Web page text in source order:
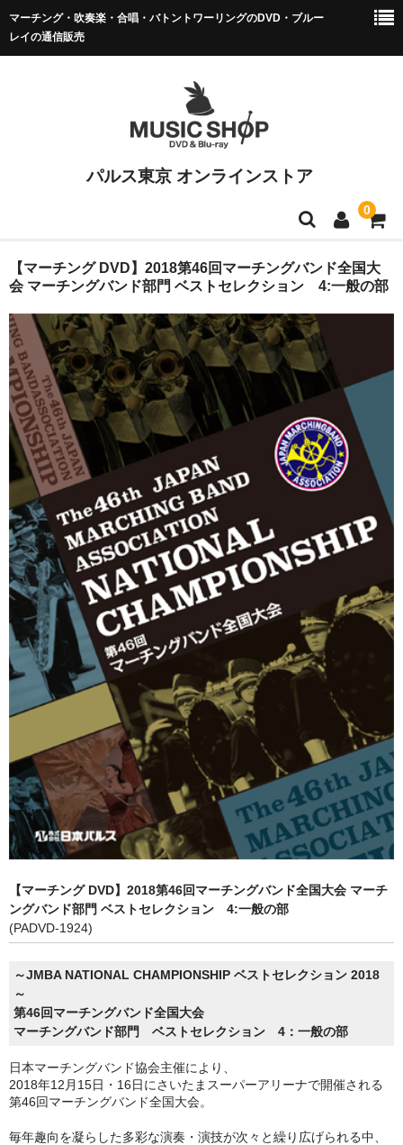
マーチング・吹奏楽・合唱・バトントワーリングのDVD・ブルー
レイの通信販売
パルス東京 オンラインストア
0
マーチング DVD/BD
小学校バンドフェス
マーチング全国大会
マーチンググランプリ
有名マーチングバンド特集
マーチング指導法
吹奏楽 DVD/BD
指導・クリニック DVD/BD
バトン・フリー音源 CD/DVD
書籍・楽譜
カスタム商品
【マーチング DVD】2018第46回マーチングバンド全国大
会 マーチングバンド部門 ベストセレクション 4:一般の部
【マーチング DVD】2018第46回マーチングバンド全国大会 マーチ
ングバンド部門 ベストセレクション 4:一般の部
(PADVD-1924)
～JMBA NATIONAL CHAMPIONSHIP ベストセレクション 2018
～
第46回マーチングバンド全国大会
マーチングバンド部門 ベストセレクション 4：一般の部
日本マーチングバンド協会主催により、
2018年12月15日・16日にさいたまスーパーアリーナで開催される
第46回マーチングバンド全国大会。
毎年趣向を凝らした多彩な演奏・演技が次々と繰り広げられる中、